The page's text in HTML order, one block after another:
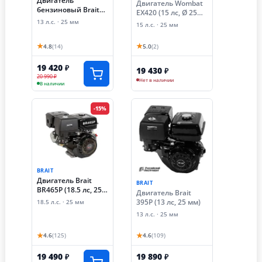
бензиновый Brait
GE1325 (13 лс, 25
13 л.с. · 25 мм
★4.8(14)
19 420 ₽
20 990 ₽
В наличии
Двигатель Wombat
EX420 (15 лс, Ø 25
мм)
15 л.с. · 25 мм
★5.0(2)
19 430 ₽
Нет в наличии
-15%
BRAIT
Двигатель Brait
BR465P (18.5 лс, 25
мм)
18.5 л.с. · 25 мм
★4.6(125)
19 490 ₽
BRAIT
Двигатель Brait
395P (13 лс, 25 мм)
13 л.с. · 25 мм
★4.6(109)
19 890 ₽